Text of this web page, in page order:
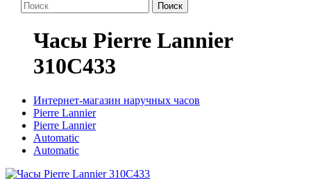
Поиск
Часы Pierre Lannier
310C433
Интернет-магазин наручных часов
Pierre Lannier
Pierre Lannier
Automatic
Automatic